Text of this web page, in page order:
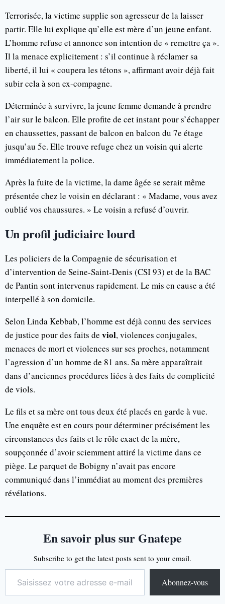
Terrorisée, la victime supplie son agresseur de la laisser
partir. Elle lui explique qu’elle est mère d’un jeune enfant.
L’homme refuse et annonce son intention de « remettre ça ».
Il la menace explicitement : s’il continue à réclamer sa
liberté, il lui « coupera les tétons », affirmant avoir déjà fait
subir cela à son ex-compagne.
Déterminée à survivre, la jeune femme demande à prendre
l’air sur le balcon. Elle profite de cet instant pour s’échapper
en chaussettes, passant de balcon en balcon du 7e étage
jusqu’au 5e. Elle trouve refuge chez un voisin qui alerte
immédiatement la police.
Après la fuite de la victime, la dame âgée se serait même
présentée chez le voisin en déclarant : « Madame, vous avez
oublié vos chaussures. » Le voisin a refusé d’ouvrir.
Un profil judiciaire lourd
Les policiers de la Compagnie de sécurisation et
d’intervention de Seine-Saint-Denis (CSI 93) et de la BAC
de Pantin sont intervenus rapidement. Le mis en cause a été
interpellé à son domicile.
Selon Linda Kebbab, l’homme est déjà connu des services
de justice pour des faits de viol, violences conjugales,
menaces de mort et violences sur ses proches, notamment
l’agression d’un homme de 81 ans. Sa mère apparaîtrait
dans d’anciennes procédures liées à des faits de complicité
de viols.
Le fils et sa mère ont tous deux été placés en garde à vue.
Une enquête est en cours pour déterminer précisément les
circonstances des faits et le rôle exact de la mère,
soupçonnée d’avoir sciemment attiré la victime dans ce
piège. Le parquet de Bobigny n’avait pas encore
communiqué dans l’immédiat au moment des premières
révélations.
En savoir plus sur Gnatepe
Subscribe to get the latest posts sent to your email.
Abonnez-vous